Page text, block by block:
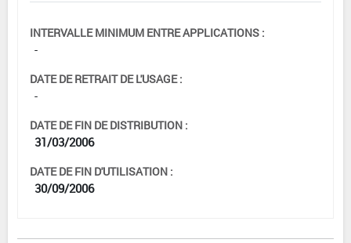
INTERVALLE MINIMUM ENTRE APPLICATIONS :
-
DATE DE RETRAIT DE L'USAGE :
-
DATE DE FIN DE DISTRIBUTION :
31/03/2006
DATE DE FIN D'UTILISATION :
30/09/2006